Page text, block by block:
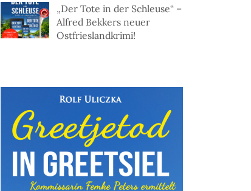
„Der Tote in der Schleuse“ –
Alfred Bekkers neuer
Ostfrieslandkrimi!